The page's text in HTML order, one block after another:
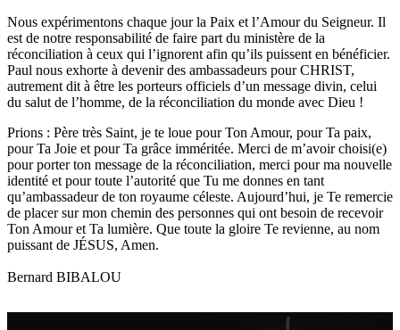
Nous expérimentons chaque jour la Paix et l’Amour du Seigneur. Il
est de notre responsabilité de faire part du ministère de la
réconciliation à ceux qui l’ignorent afin qu’ils puissent en bénéficier.
Paul nous exhorte à devenir des ambassadeurs pour CHRIST,
autrement dit à être les porteurs officiels d’un message divin, celui
du salut de l’homme, de la réconciliation du monde avec Dieu !
Prions : Père très Saint, je te loue pour Ton Amour, pour Ta paix,
pour Ta Joie et pour Ta grâce imméritée. Merci de m’avoir choisi(e)
pour porter ton message de la réconciliation, merci pour ma nouvelle
identité et pour toute l’autorité que Tu me donnes en tant
qu’ambassadeur de ton royaume céleste. Aujourd’hui, je Te remercie
de placer sur mon chemin des personnes qui ont besoin de recevoir
Ton Amour et Ta lumière. Que toute la gloire Te revienne, au nom
puissant de JÉSUS, Amen.
Bernard BIBALOU